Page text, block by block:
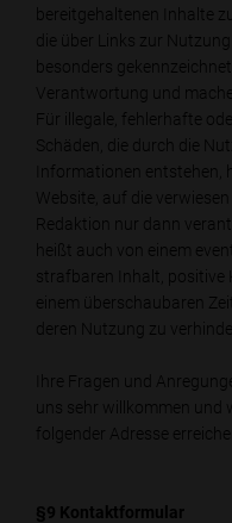
bereitgehaltenen Inhalte
die über Links zur
besonders
Verantwortung und
Für illegale, fehlerhafte
Schäden, die durch die
Informationen entstehen,
Website, auf die
Redaktion nur dann
heißt auch von einem
strafbaren Inhalt, positive
einem überschaubaren
deren Nutzung zu
Ihre Fragen und
uns sehr willkommen
folgender Adresse
§9 Kontaktformular